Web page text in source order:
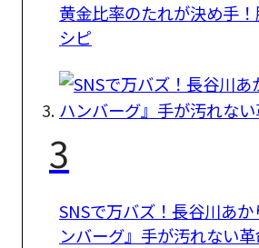
黄金比率のたれが決め手
シピ
3
SNSで万バズ！長谷川あ
ンバーグ』手が汚れない